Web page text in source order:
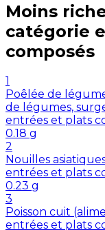
Moins
catégorie
composés
1
Poêlée de
de légumes,
entrées et plats
0.18 g
2
Nouilles
entrées et plats
0.23 g
3
Poisson cuit
entrées et plats